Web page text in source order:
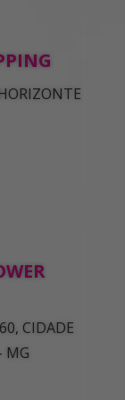
CIDADE
MG